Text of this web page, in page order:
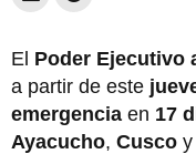
El Poder Ejecutivo
a partir de este
emergencia en 17
Ayacucho, Cusco y